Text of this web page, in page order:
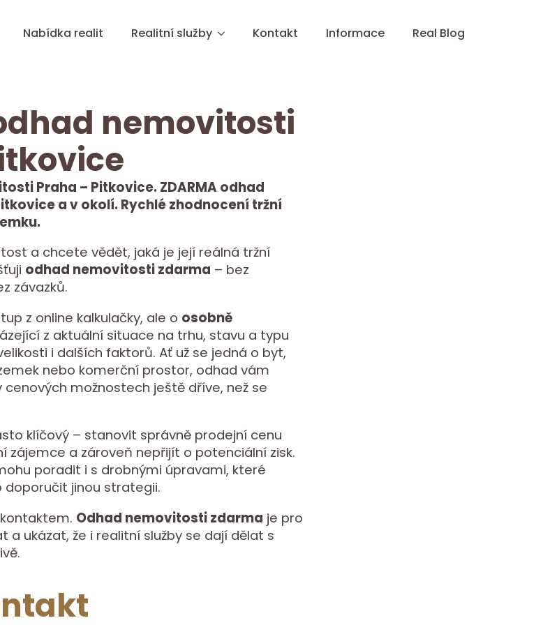
Nabídka realit Realitní služby Kontakt Informace Real Blog
nemovitosti
Praha – Pitkovice. ZDARMA odhad
a v okolí. Rychlé zhodnocení tržní
a chcete vědět, jaká je její reálná tržní
odhad nemovitosti zdarma – bez
závazků.
z online kalkulačky, ale o osobně
z aktuální situace na trhu, stavu a typu
i dalších faktorů. Ať už se jedná o byt,
nebo komerční prostor, odhad vám
možnostech ještě dříve, než se
klíčový – stanovit správně prodejní cenu
zájemce a zároveň nepřijít o potenciální zisk.
poradit i s drobnými úpravami, které
doporučit jinou strategii.
Odhad nemovitosti zdarma je pro
a ukázat, že i realitní služby se dají dělat s